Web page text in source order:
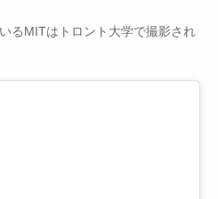
るMITはトロント大学で撮影され